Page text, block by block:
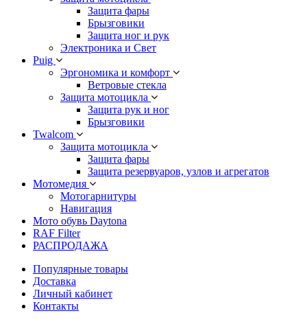
Защита фары
Брызговики
Защита ног и рук
Электроника и Свет
Puig
Эргономика и комфорт
Ветровые стекла
Защита мотоцикла
Защита рук и ног
Брызговики
Twalcom
Защита мотоцикла
Защита фары
Защита резервуаров, узлов и агрегатов
Мотомедия
Мотогарнитуры
Навигация
Мото обувь Daytona
RAF Filter
РАСПРОДАЖА
Популярные товары
Доставка
Личный кабинет
Контакты